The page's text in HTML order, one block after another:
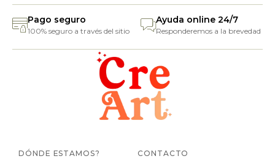
Pago seguro
100% seguro a través del sitio
Ayuda online 24/7
Responderemos a la brevedad
DÓNDE ESTAMOS? CONTACTO